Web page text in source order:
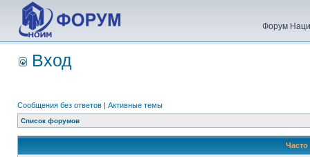
Форум
Вход
Сообщения без ответов | Активные темы
Список форумов